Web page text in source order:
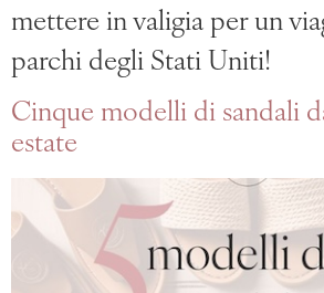
mettere in valigia per un
parchi degli Stati Uniti!
Cinque modelli di sandali
estate